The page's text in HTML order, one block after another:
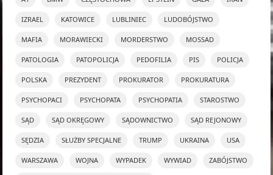
IZRAEL KATOWICE LUBLINIEC LUDOBÓJSTWO
MAFIA MORAWIECKI MORDERSTWO MOSSAD
PATOLOGIA PATOPOLICJA PEDOFILIA PIS POLICJA
POLSKA PREZYDENT PROKURATOR PROKURATURA
PSYCHOPACI PSYCHOPATA PSYCHOPATIA STAROSTWO
SĄD SĄD OKRĘGOWY SĄDOWNICTWO SĄD REJONOWY
SĘDZIA SŁUŻBY SPECJALNE TRUMP UKRAINA USA
WARSZAWA WOJNA WYPADEK WYWIAD ZABÓJSTWO